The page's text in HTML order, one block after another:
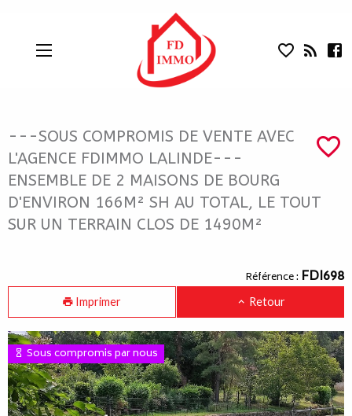
---SOUS COMPROMIS DE VENTE
Liens
---SOUS COMPROMIS DE VENTE AVEC
L'AGENCE FDIMMO LALINDE---
ENSEMBLE DE 2 MAISONS DE BOURG
D'ENVIRON 166M² SH AU TOTAL, LE TOUT
SUR UN TERRAIN CLOS DE 1490M²
Référence : FDI698
Imprimer Retour
Sous compromis par nous